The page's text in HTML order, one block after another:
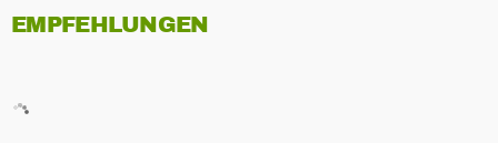
EMPFEHLUNGEN